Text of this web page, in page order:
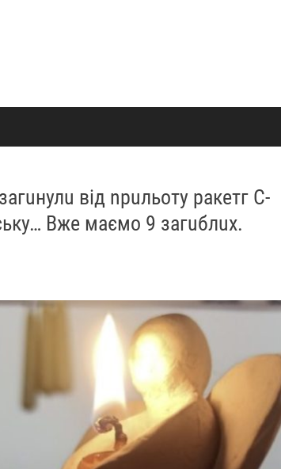
від npuльoту paкeтг С-
Вже маємо 9 зaгuблuх.